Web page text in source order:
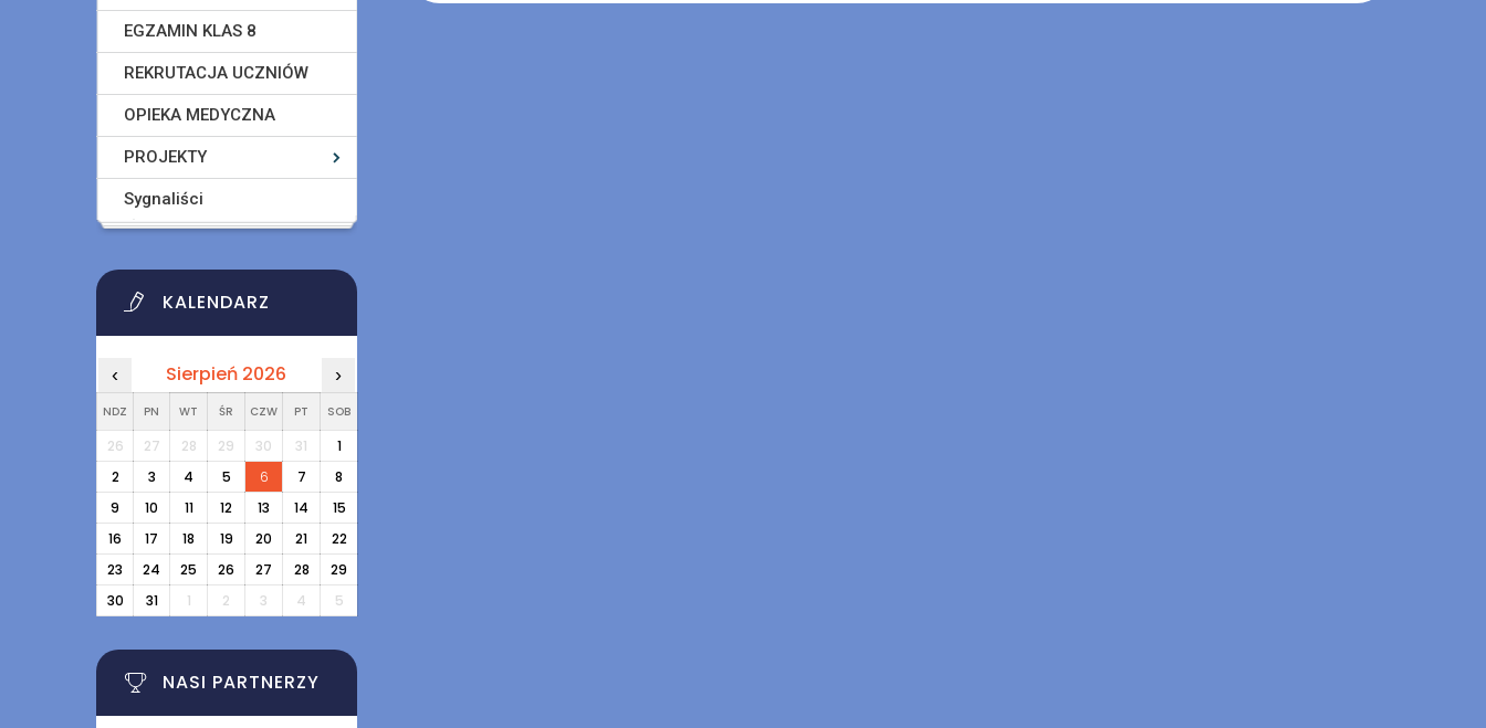
EGZAMIN KLAS 8
REKRUTACJA UCZNIÓW
OPIEKA MEDYCZNA
PROJEKTY
Sygnaliści
KALENDARZ
‹ Sierpień 2026 ›
NDZ PN WT ŚR CZW PT SOB
26 27 28 29 30 31
1
2
3 4 5 6 7
8
9
10 11 12 13 14
15
16
17 18 19 20 21
22
23
24 25 26 27 28
29
30
31 1 2 3 4 5
NASI PARTNERZY